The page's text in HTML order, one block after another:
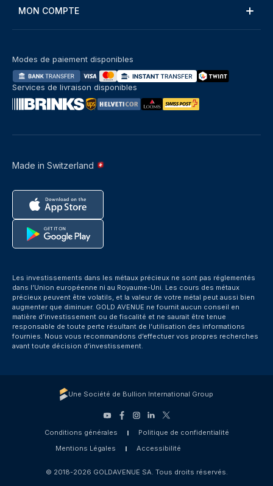
MON COMPTE
Made in Switzerland
Modes de paiement disponibles
Services de livraison disponibles
Les investissements dans les métaux précieux ne sont pas réglementés
dans l’Union européenne ni au Royaume-Uni. Les cours des métaux
précieux peuvent être volatils, et la valeur de votre métal peut aussi bien
augmenter que diminuer. GOLD AVENUE ne fournit aucun conseil en
matière d’investissement ou de fiscalité et ne saurait être tenue
responsable de toute perte résultant de l’utilisation des informations
fournies. Nous vous recommandons d’effectuer vos propres recherches
avant toute décision d’investissement.
Une Société de Bullion International Group
Conditions générales
Politique de confidentialité
Mentions Légales
Accessibilité
© 2018-2026 GOLDAVENUE SA. Tous droits réservés.